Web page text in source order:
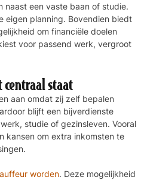
naast een vaste baan of studie.
eigen planning. Bovendien biedt
om financiële doelen
voor passend werk, vergroot
staat
aan omdat zij zelf bepalen
blijft een bijverdienste
studie of gezinsleven. Vooral
kansen om extra inkomsten te
worden. Deze mogelijkheid